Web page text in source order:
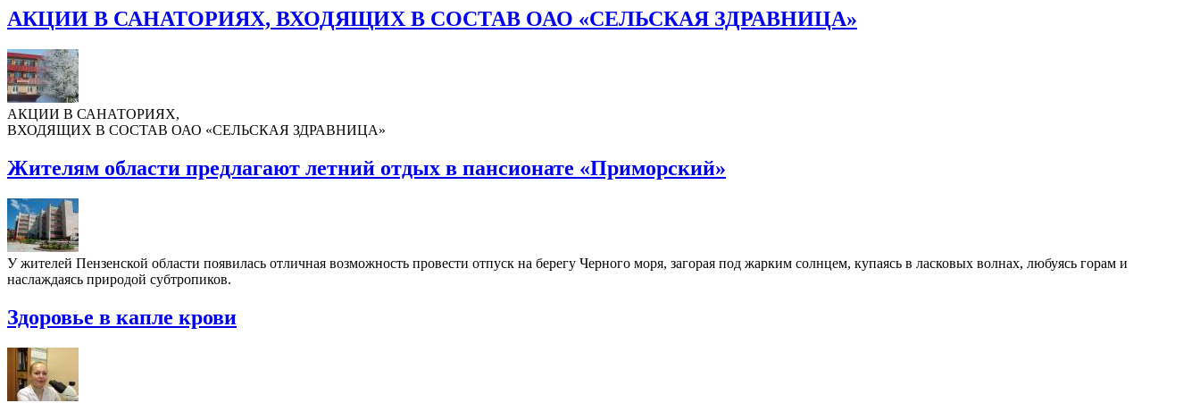
АКЦИИ В САНАТОРИЯХ, ВХОДЯЩИХ В СОСТАВ ОАО «СЕЛЬСКАЯ ЗДРАВНИЦА»
АКЦИИ В САНАТОРИЯХ,
ВХОДЯЩИХ В СОСТАВ ОАО «СЕЛЬСКАЯ ЗДРАВНИЦА»
Жителям области предлагают летний отдых в пансионате «Приморский»
У жителей Пензенской области появилась отличная возможность провести отпуск на берегу Черного моря, загорая под жарким солнцем, купаясь в ласковых волнах, любуясь горам и
наслаждаясь природой субтропиков.
Здоровье в капле крови